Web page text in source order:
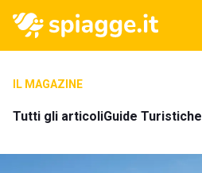
IL MAGAZINE
Tutti gli articoliGuide Turistiche